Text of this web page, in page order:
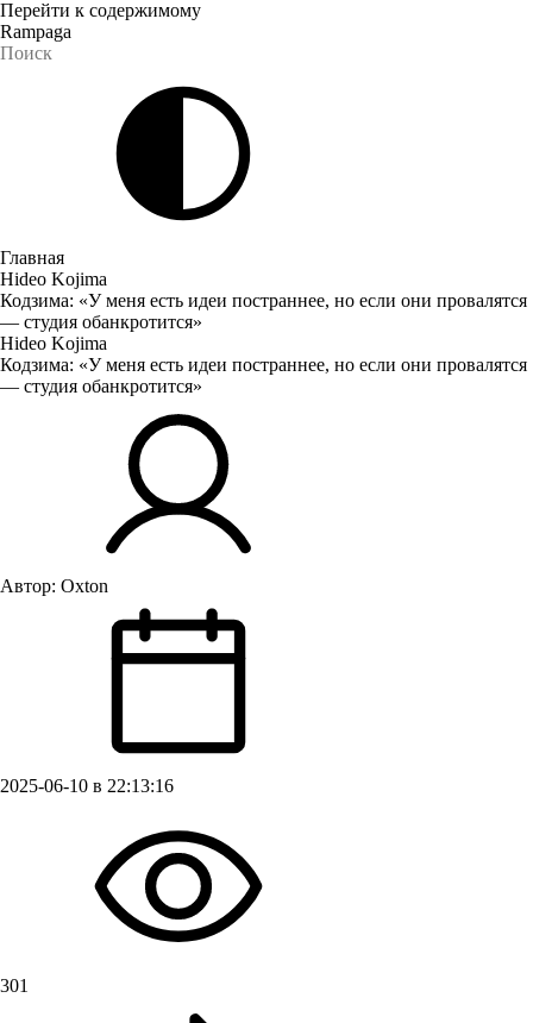
Перейти к содержимому
Rampaga
Главная
Hideo Kojima
Кодзима: «У меня есть идеи постраннее, но если они провалятся
— студия обанкротится»
Hideo Kojima
Кодзима: «У меня есть идеи постраннее, но если они провалятся
— студия обанкротится»
Автор: Oxton
2025-06-10 в 22:13:16
301